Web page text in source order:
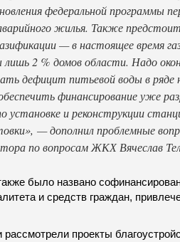
федеральной программы
жилья. Также
— в настоящее время
лишь 2 % домов области. Надо
дефицит питьевой воды в ряде
финансирование уже
установке и реконструкции
— дополнил проблемные
по вопросам ЖКХ Вячеслав
было названо
и средств граждан,
рассмотрели проекты